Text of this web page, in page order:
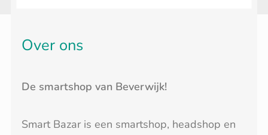
Over ons
De smartshop van Beverwijk!
Smart Bazar is een smartshop, headshop en